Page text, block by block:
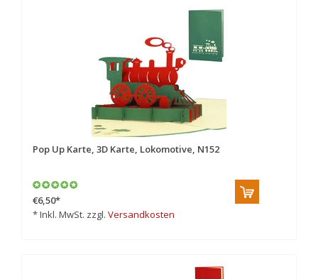
Pop Up Karte, 3D Karte, Lokomotive, N152
€6,50*
* Inkl. MwSt. zzgl. Versandkosten